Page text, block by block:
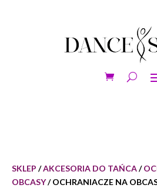
SKLEP /AKCESORIA DO TAŃCA/
OBCASY/ OCHRANIACZE NA